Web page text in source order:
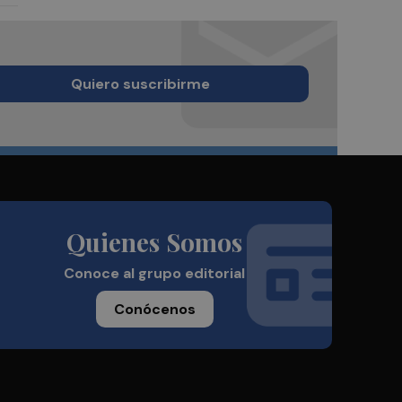
Quiero suscribirme
Quienes Somos
Conoce al grupo editorial
Conócenos